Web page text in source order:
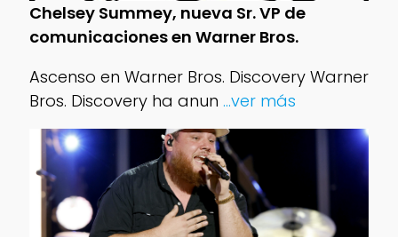
Chelsey Summey, nueva Sr. VP de
comunicaciones en Warner Bros.
Ascenso en Warner Bros. Discovery Warner
Bros. Discovery ha anun ...ver más